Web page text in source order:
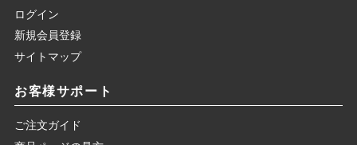
ログイン
新規会員登録
サイトマップ
お客様サポート
ご注文ガイド